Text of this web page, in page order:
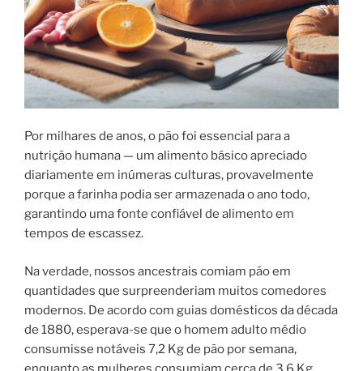
Por milhares de anos, o pão foi essencial para a
nutrição humana — um alimento básico apreciado
diariamente em inúmeras culturas, provavelmente
porque a farinha podia ser armazenada o ano todo,
garantindo uma fonte confiável de alimento em
tempos de escassez.
Na verdade, nossos ancestrais comiam pão em
quantidades que surpreenderiam muitos comedores
modernos. De acordo com guias domésticos da década
de 1880, esperava-se que o homem adulto médio
consumisse notáveis ​​7,2 Kg de pão por semana,